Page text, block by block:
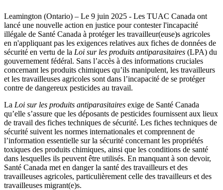
Leamington (Ontario) – Le 9 juin 2025 - Les TUAC Canada ont
lancé une nouvelle action en justice pour contester l'incapacité
illégale de Santé Canada à protéger les travailleur(euse)s agricoles
en n'appliquant pas les exigences relatives aux fiches de données de
sécurité en vertu de la Loi sur les produits antiparasitaires (LPA) du
gouvernement fédéral. Sans l’accès à des informations cruciales
concernant les produits chimiques qu’ils manipulent, les travailleurs
et les travailleuses agricoles sont dans l’incapacité de se protéger
contre de dangereux pesticides au travail.
La Loi sur les produits antiparasitaires exige de Santé Canada
qu’elle s’assure que les déposants de pesticides fournissent aux lieux
de travail des fiches techniques de sécurité. Les fiches techniques de
sécurité suivent les normes internationales et comprennent de
l’information essentielle sur la sécurité concernant les propriétés
toxiques des produits chimiques, ainsi que les conditions de santé
dans lesquelles ils peuvent être utilisés. En manquant à son devoir,
Santé Canada met en danger la santé des travailleurs et des
travailleuses agricoles, particulièrement celle des travailleurs et des
travailleuses migrant(e)s.